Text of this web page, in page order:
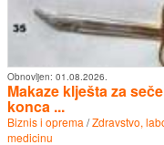
Obnovljen: 01.08.2026.
Makaze klješta za
konca ...
Biznis i oprema /Zdravstvo,
medicinu